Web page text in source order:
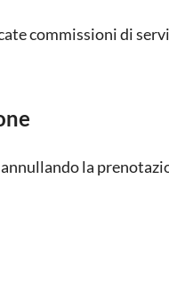
commissioni di
la